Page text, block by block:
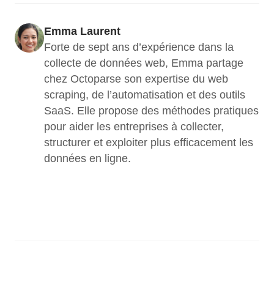
Emma Laurent
Forte de sept ans d’expérience dans la
collecte de données web, Emma partage
chez Octoparse son expertise du web
scraping, de l’automatisation et des outils
SaaS. Elle propose des méthodes pratiques
pour aider les entreprises à collecter,
structurer et exploiter plus efficacement les
données en ligne.